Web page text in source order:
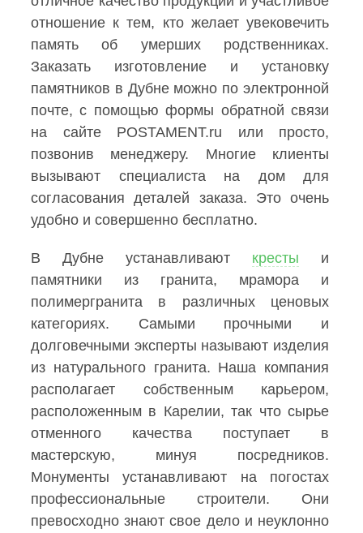
отношение к тем, кто желает увековечить
память об умерших родственниках.
Заказать изготовление и установку
памятников в Дубне можно по электронной
почте, с помощью формы обратной связи
на сайте POSTAMENT.ru или просто,
позвонив менеджеру. Многие клиенты
вызывают специалиста на дом для
согласования деталей заказа. Это очень
удобно и совершенно бесплатно.
В Дубне устанавливают кресты и
памятники из гранита, мрамора и
полимергранита в различных ценовых
категориях. Самыми прочными и
долговечными эксперты называют изделия
из натурального гранита. Наша компания
располагает собственным карьером,
расположенным в Карелии, так что сырье
отменного качества поступает в
мастерскую, минуя посредников.
Монументы устанавливают на погостах
профессиональные строители. Они
превосходно знают свое дело и неуклонно